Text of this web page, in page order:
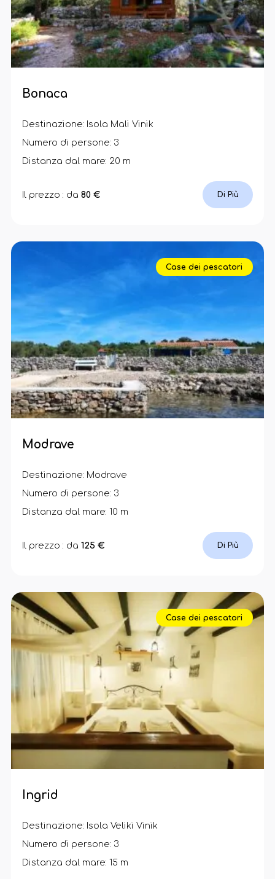
Bonaca
Destinazione: Isola Mali Vinik
Numero di persone: 3
Distanza dal mare: 20 m
Il prezzo : da 80 € Di Più
Case dei pescatori
Modrave
Destinazione: Modrave
Numero di persone: 3
Distanza dal mare: 10 m
Il prezzo : da 125 € Di Più
Case dei pescatori
Ingrid
Destinazione: Isola Veliki Vinik
Numero di persone: 3
Distanza dal mare: 15 m